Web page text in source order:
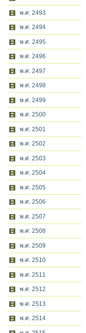
พ.ศ. 2493
พ.ศ. 2494
พ.ศ. 2495
พ.ศ. 2496
พ.ศ. 2497
พ.ศ. 2498
พ.ศ. 2499
พ.ศ. 2500
พ.ศ. 2501
พ.ศ. 2502
พ.ศ. 2503
พ.ศ. 2504
พ.ศ. 2505
พ.ศ. 2506
พ.ศ. 2507
พ.ศ. 2508
พ.ศ. 2509
พ.ศ. 2510
พ.ศ. 2511
พ.ศ. 2512
พ.ศ. 2513
พ.ศ. 2514